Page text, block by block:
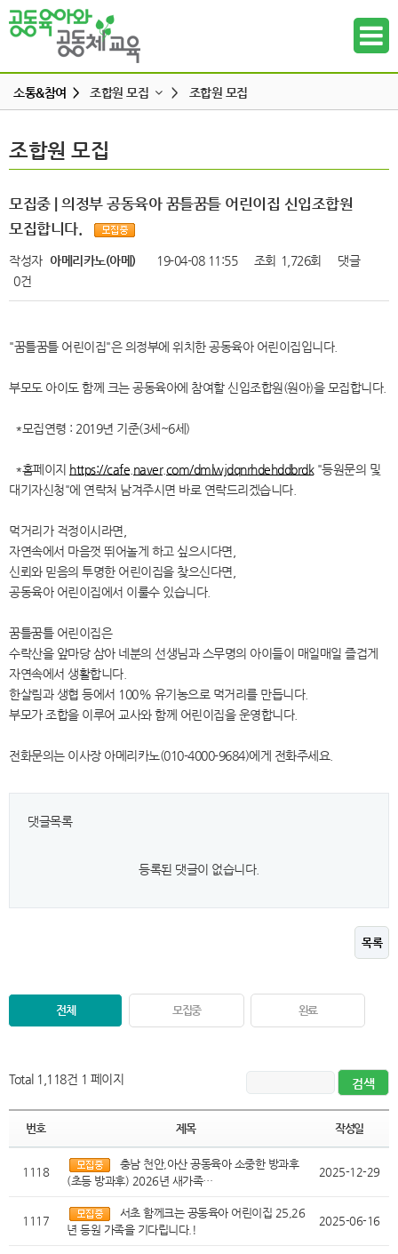
소통&참여 > 조합원 모집 >
공동육아 ing
터전 소식
알리고 싶어요
조합원 모집
조합원 모집
모집중 | 의정부 공동육아 꿈틀꿈틀 어린이집 신입조합원
모집합니다.
작성자 아메리카노(아메) 19-04-08 11:55 조회 1,726회
댓글
0건
"꿈틀꿈틀 어린이집"은 의정부에 위치한 공동육아 어린이집입니다.
부모도 아이도 함께 크는 공동육아에 참여할 신입조합원(원아)을 모집합니다.
*모집연령 : 2019년 기준(3세~6세)
*홈페이지 https://cafe.naver.com/dmlwjdqnrhdehddbrdk"등원문의 및
대기자신청"에 연락처 남겨주시면 바로 연락드리겠습니다.
먹거리가 걱정이시라면,
자연속에서 마음껏 뛰어놀게 하고 싶으시다면,
신뢰와 믿음의 투명한 어린이집을 찾으신다면,
공동육아 어린이집에서 이룰수 있습니다.
꿈틀꿈틀 어린이집은
수락산을 앞마당 삼아 네분의 선생님과 스무명의 아이들이 매일매일 즐겁게
자연속에서 생활합니다.
한살림과 생협 등에서 100% 유기농으로 먹거리를 만듭니다.
부모가 조합을 이루어 교사와 함께 어린이집을 운영합니다.
전화문의는 이사장 아메리카노(010-4000-9684)에게 전화주세요.
댓글목록
등록된 댓글이 없습니다.
목록
전체 모집중 완료
Total 1,118건 1 페이지
번호 제목 작성일
1118
충남 천안,아산 공동육아 소중한 방과후
(초등 방과후) 2026년 새가족…
2025-12-29
1117
서초 함께크는 공동육아 어린이집 25,26
년 등원 가족을 기다립니다.!
2025-06-16